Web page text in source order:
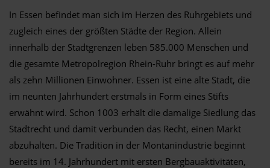
In Essen befindet man sich im Herzen des Ruhrgebiets und
zugleich eines der größten Städte der Region. Allein
innerhalb der Stadtgrenzen leben 585.000 Menschen und
die gesamte Metropolregion Rhein-Ruhr bringt es auf mehr
als zehn Millionen Einwohner. Essen ist eine alte Stadt, die
im neunten Jahrhundert erstmals in Form eines Stifts
erwähnt wird. Schon 1003 erhält die damalige Siedlung das
Stadtrecht und damit verbunden das Recht, einen Markt
abzuhalten. Die Tradition in der Montanindustrie beginnt
bereits im 14. Jahrhundert mit ersten Bergbauaktivitäten,